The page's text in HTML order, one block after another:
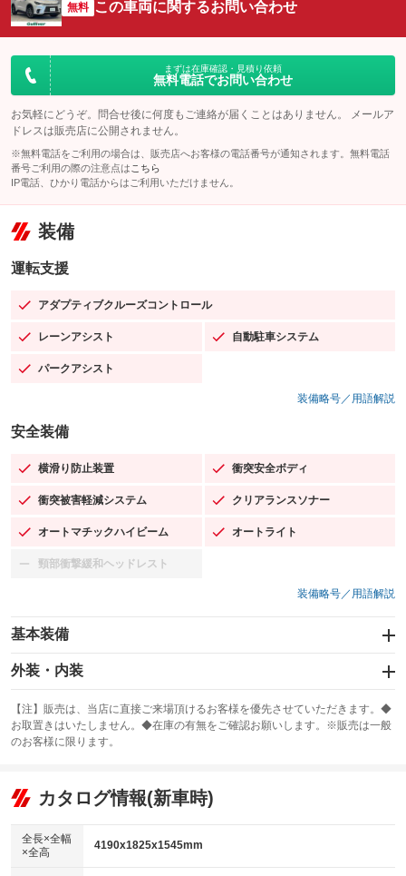
無料 この車両に関するお問い合わせ
まずは在庫確認・見積り依頼
無料電話でお問い合わせ
お気軽にどうぞ。問合せ後に何度もご連絡が届くことはありません。 メールア
ドレスは販売店に公開されません。
※無料電話をご利用の場合は、販売店へお客様の電話番号が通知されます。無料電話
番号ご利用の際の注意点は こちら
IP電話、ひかり電話からはご利用いただけません。
装備
運転支援
アダプティブクルーズコントロール
：装備あり
レーンアシスト
：装備あり 自動駐車システム
：装備あり
パークアシスト
：装備あり
装備略号／用語解説
安全装備
横滑り防止装置
：装備あり 衝突安全ボディ
：装備あり
衝突被害軽減システム
：装備あり クリアランスソナー
：装備あり
オートマチックハイビーム
：装備あり オートライト
：装備あり
頸部衝撃緩和ヘッドレスト
：装備なし
装備略号／用語解説
基本装備
エアバッグ：運転席/助手席/サイド
：装備あり
：装備なし
サンルーフ
：装備なし ABS
リフトアップ
：装備なし
：装備なし
パワーウィンドウ
外装・内装
カーナビ：メモリーナビ他
：装備あり
TV：フルセグ
：装備あり
ビジュアル
：装備なし
：装備あり
革シート
【注】販売は、当店に直接ご来場頂けるお客様を優先させていただきます。◆
お取置きはいたしません。◆在庫の有無をご確認お願いします。※販売は一般
のお客様に限ります。
カタログ情報(新車時)
全長×全幅
×全高
4190x1825x1545mm